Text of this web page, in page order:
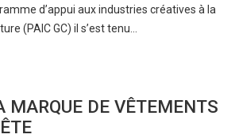
d’appui aux industries créatives à la
(PAIC GC) il s’est tenu…
MARQUE DE VÊTEMENTS